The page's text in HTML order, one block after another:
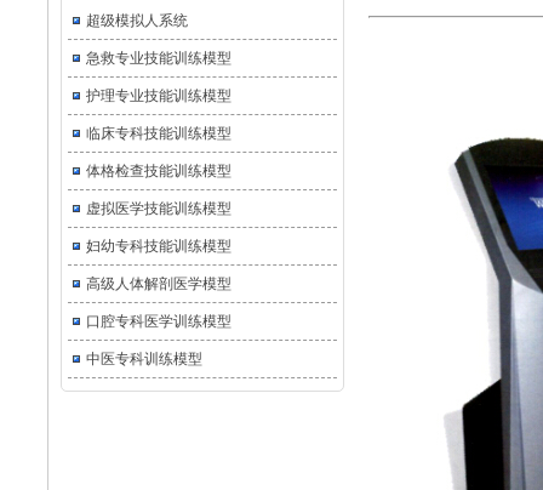
超级模拟人系统
急救专业技能训练模型
护理专业技能训练模型
临床专科技能训练模型
体格检查技能训练模型
虚拟医学技能训练模型
妇幼专科技能训练模型
高级人体解剖医学模型
口腔专科医学训练模型
中医专科训练模型